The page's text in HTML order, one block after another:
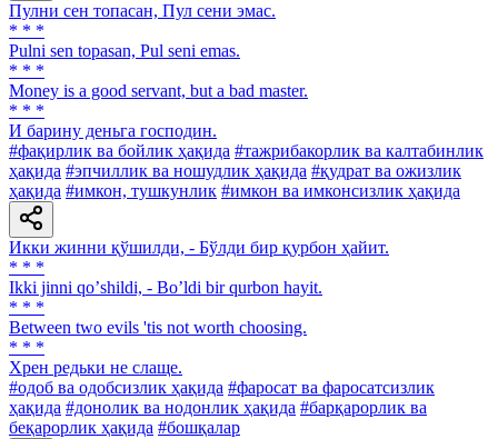
Пулни сен топасан, Пул сени эмас.
* * *
Pulni sen topasan, Pul seni emas.
* * *
Money is a good servant, but a bad master.
* * *
И барину деньга господин.
#фақирлик ва бойлик ҳақида #тажрибакорлик ва калтабинлик
ҳақида #эпчиллик ва ношудлик ҳақида #қудрат ва ожизлик
ҳақида #имкон, тушкунлик #имкон ва имконсизлик ҳақида
Икки жинни қўшилди, - Бўлди бир қурбон ҳайит.
* * *
Ikki jinni qoʼshildi, - Boʼldi bir qurbon hayit.
* * *
Between two evils 'tis not worth choosing.
* * *
Хрен редьки не слаще.
#одоб ва одобсизлик ҳақида #фаросат ва фаросатсизлик
ҳақида #донолик ва нодонлик ҳақида #барқарорлик ва
беқарорлик ҳақида #бошқалар